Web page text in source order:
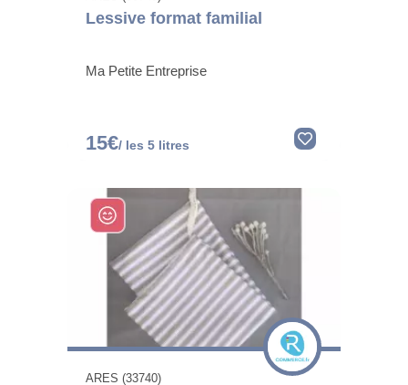
Lessive format familial
Ma Petite Entreprise
15€/ les 5 litres
ARES (33740)